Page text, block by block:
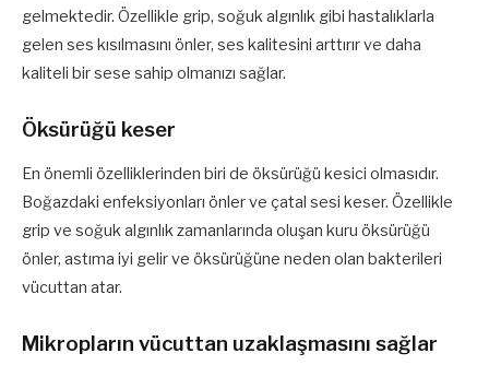
gelmektedir. Özellikle grip, soğuk algınlık gibi hastalıklarla
gelen ses kısılmasını önler, ses kalitesini arttırır ve daha
kaliteli bir sese sahip olmanızı sağlar.
Öksürüğü keser
En önemli özelliklerinden biri de öksürüğü kesici olmasıdır.
Boğazdaki enfeksiyonları önler ve çatal sesi keser. Özellikle
grip ve soğuk algınlık zamanlarında oluşan kuru öksürüğü
önler, astıma iyi gelir ve öksürüğüne neden olan bakterileri
vücuttan atar.
Mikropların vücuttan uzaklaşmasını sağlar